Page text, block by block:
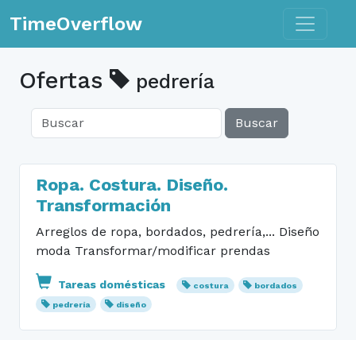
TimeOverflow Toggle
Ofertas pedrería
Buscar
Ropa. Costura. Diseño.
Transformación
Arreglos de ropa, bordados, pedrería,... Diseño
moda Transformar/modificar prendas
Tareas domésticas costura
bordados
pedrería
diseño